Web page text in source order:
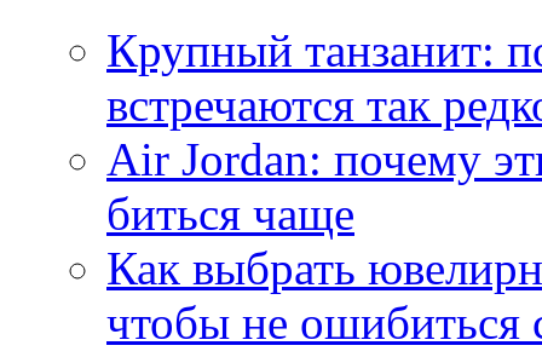
Крупный танзанит:
встречаются так
Air Jordan: почему
биться чаще
Как выбрать
чтобы не ошибиться